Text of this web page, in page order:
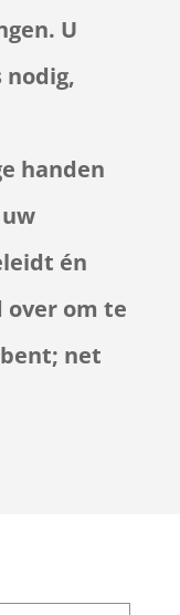
U
nodig,
handen
én
om te
net